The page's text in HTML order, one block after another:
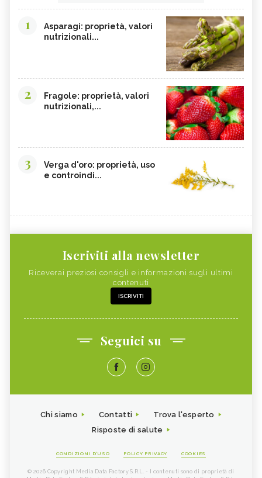
1
Asparagi: proprietà, valori
nutrizionali...
2
Fragole: proprietà, valori
nutrizionali,...
3
Verga d'oro: proprietà, uso
e controindi...
Iscriviti alla newsletter
Riceverai preziosi consigli e informazioni sugli ultimi
contenuti
ISCRIVITI
Seguici su
Chi siamo Contatti
Trova l'esperto
Risposte di salute
CONDIZIONI D'USO POLICY PRIVACY COOKIES
© 2026 Copyright Media Data Factory S.R.L. - I contenuti sono di proprietà di